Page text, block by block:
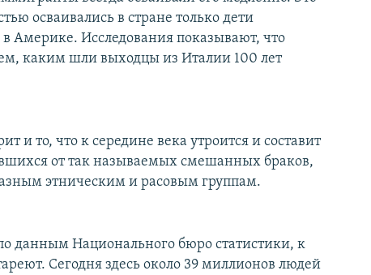
осваивались в стране только дети
Америке. Исследования показывают, что
каким шли выходцы из Италии 100 лет
и то, что к середине века утроится и составит
от так называемых смешанных браков,
этническим и расовым группам.
данным Национального бюро статистики, к
Сегодня здесь около 39 миллионов людей